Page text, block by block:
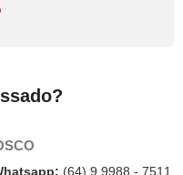
(64) 9 9988 - 7511